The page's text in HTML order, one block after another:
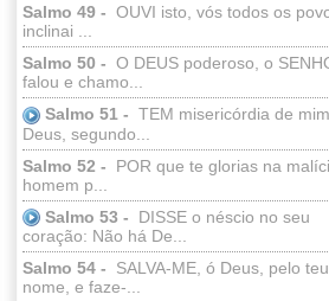
Salmo 49 - OUVI isto, vós todos os
inclinai ...
Salmo 50 - O DEUS poderoso, o
falou e chamo...
Salmo 51 - TEM misericórdia de
Deus, segundo...
Salmo 52 -
POR que te glorias na
homem p...
Salmo 53 -
DISSE o néscio no seu
coração: Não há De...
Salmo 54 -
SALVA-ME, ó Deus, pelo teu
nome, e faze-...